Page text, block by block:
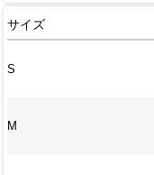
サイズ
S
M